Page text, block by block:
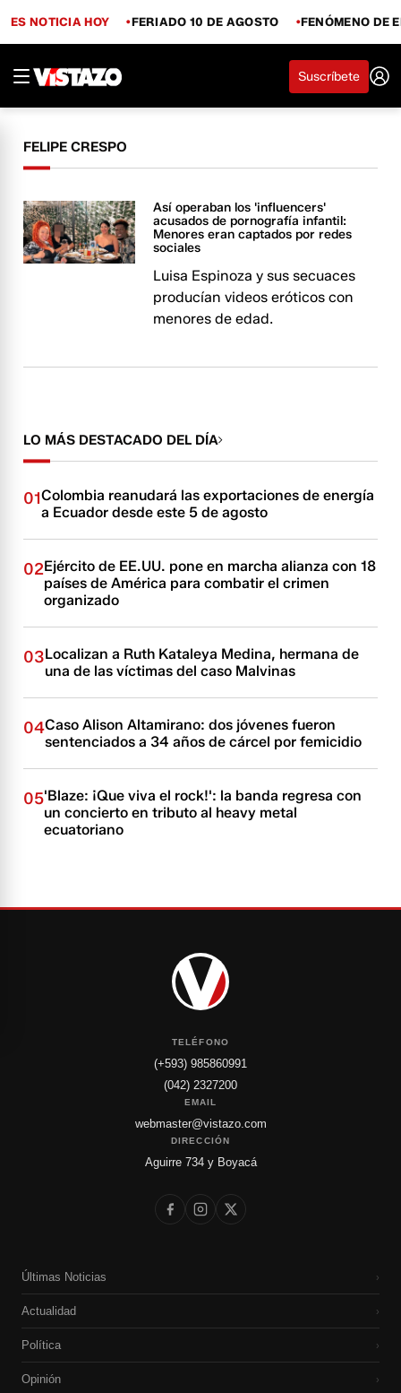
ES NOTICIA HOY FERIADO 10 DE AGOSTO FENÓMENO DE
Suscríbete
FELIPE CRESPO
Así operaban los 'influencers'
acusados de pornografía infantil:
Menores eran captados por redes
sociales
Luisa Espinoza y sus secuaces
producían videos eróticos con
menores de edad.
LO MÁS DESTACADO DEL DÍA
01Colombia reanudará las exportaciones de energía
a Ecuador desde este 5 de agosto
02Ejército de EE.UU. pone en marcha alianza con 18
países de América para combatir el crimen
organizado
03Localizan a Ruth Kataleya Medina, hermana de
una de las víctimas del caso Malvinas
04Caso Alison Altamirano: dos jóvenes fueron
sentenciados a 34 años de cárcel por femicidio
05'Blaze: ¡Que viva el rock!': la banda regresa con
un concierto en tributo al heavy metal
ecuatoriano
TELÉFONO
(+593) 985860991
(042) 2327200
EMAIL
webmaster@vistazo.com
DIRECCIÓN
Aguirre 734 y Boyacá
Últimas Noticias ›
Actualidad ›
Política ›
Opinión ›